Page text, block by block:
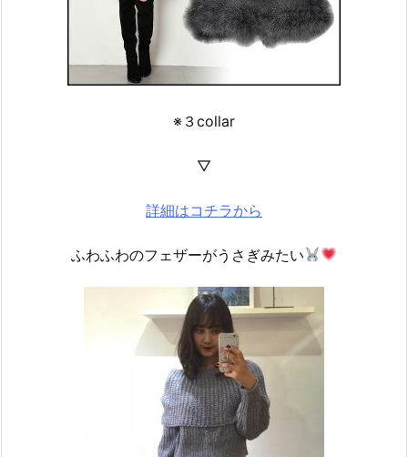
※３collar
▽
詳細はコチラから
ふわふわのフェザーがうさぎみたい